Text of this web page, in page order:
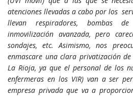
atenciones llevadas a cabo por los
llevan respiradores, bombas
inmovilización avanzada, pero
sondajes, etc. Asimismo, nos
enmascare una clara privatización
La Rioja, ya que el personal de los
enfermeras en los VIR) van a ser
empresa privada que va a